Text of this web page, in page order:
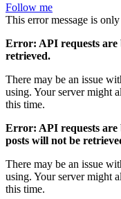
Follow me
This error message is
Error: API requests are
retrieved.
There may be an issue
using. Your server might
this time.
Error: API requests are
posts will not be
There may be an issue
using. Your server might
this time.